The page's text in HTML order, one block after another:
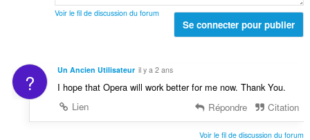
tl
o
e
:
Voir le fil de discussion du forum
Se connecter pour publier
? Un Ancien Utilisateur il y a 2 ans
I hope that Opera will work better for me now. Thank You.
Lien
Répondre Citation
Voir le fil de discussion du forum